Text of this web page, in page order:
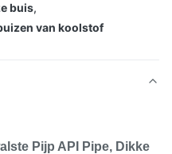
buis,
van koolstof
Pijp API Pipe, Dikke